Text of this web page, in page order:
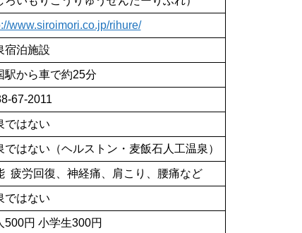
www.siroimori.co.jp/rihure/
宿泊施設
駅から車で約25分
67-2011
ではない
ではない（ヘルストン・麦飯石人工温泉）
疲労回復、神経痛、肩こり、腰痛など
ではない
500円 小学生300円